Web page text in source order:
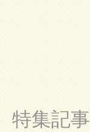
特集記事